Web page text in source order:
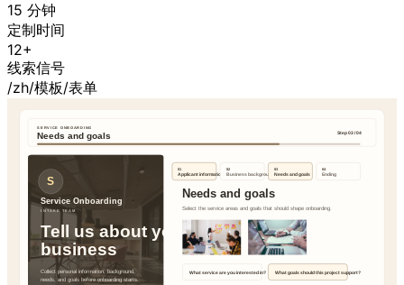
15 分钟
定制时间
12+
线索信号
/zh/模板/表单